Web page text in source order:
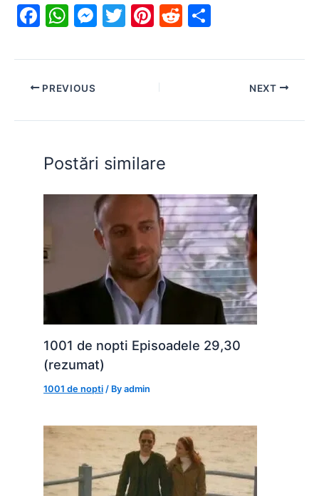
F
c
e
o
o
k
W
at
s
p
p
M
s
n
g
er
T
itt
Pi
er
e
R
d ar
PREVIOUS NEXT
Postări similare
1001 de nopti Episoadele 29,30
(rezumat)
1001 de nopti / Byadmin